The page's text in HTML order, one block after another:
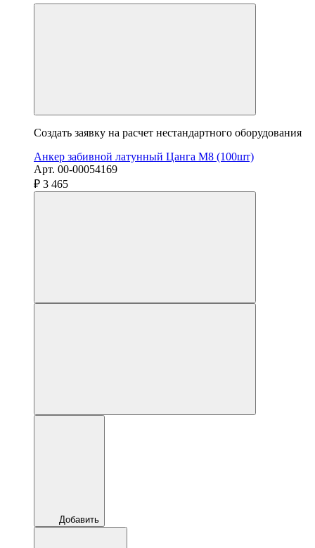
Создать заявку на расчет нестандартного оборудования
Анкер забивной латунный Цанга М8 (100шт)
Арт. 00-00054169
₽ 3 465
Добавить